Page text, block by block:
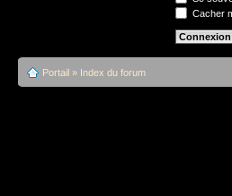
Cacher
Portail » Index du forum